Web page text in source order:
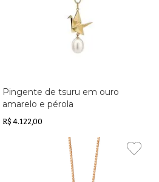
Pingente de tsuru em ouro
amarelo e pérola
R$ 4.122,00